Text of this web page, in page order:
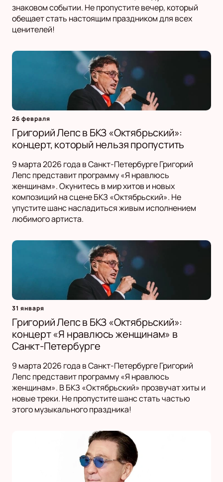
знаковом событии. Не пропустите вечер, который
обещает стать настоящим праздником для всех
ценителей!
26 февраля
Григорий Лепс в БКЗ «Октябрьский»:
концерт, который нельзя пропустить
9 марта 2026 года в Санкт-Петербурге Григорий
Лепс представит программу «Я нравлюсь
женщинам». Окунитесь в мир хитов и новых
композиций на сцене БКЗ «Октябрьский». Не
упустите шанс насладиться живым исполнением
любимого артиста.
31 января
Григорий Лепс в БКЗ «Октябрьский»:
концерт «Я нравлюсь женщинам» в
Санкт-Петербурге
9 марта 2026 года в Санкт-Петербурге Григорий
Лепс представит программу «Я нравлюсь
женщинам». В БКЗ «Октябрьский» прозвучат хиты и
новые треки. Не пропустите шанс стать частью
этого музыкального праздника!